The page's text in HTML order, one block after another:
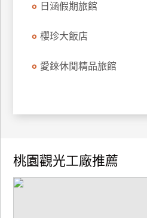
日涵假期旅館
櫻珍大飯店
愛錸休閒精品旅館
桃園觀光工廠推薦